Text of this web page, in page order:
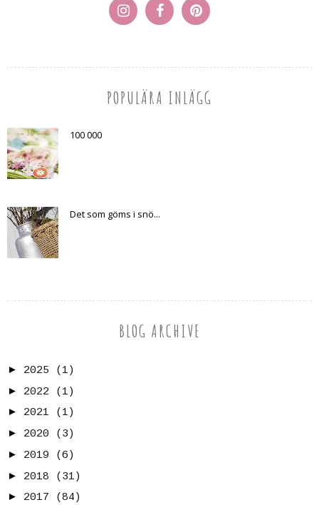
POPULÄRA INLÄGG
100 000
Det som göms i snö...
BLOG ARCHIVE
► 2025
(1)
► 2022
(1)
► 2021
(1)
► 2020
(3)
► 2019
(6)
► 2018
(31)
► 2017
(84)